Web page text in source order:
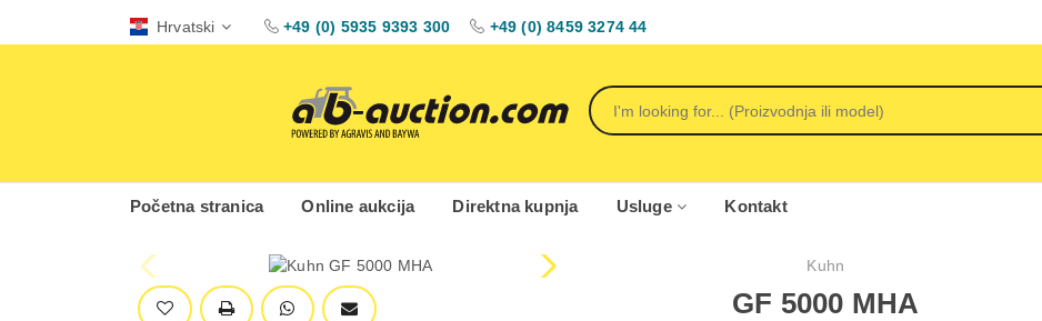
Hrvatski +49 (0) 5935 9393 300 +49 (0) 8459 3274 44
Početna stranica Online aukcija Direktna kupnja Usluge Kontakt
Kuhn
GF 5000 MHA